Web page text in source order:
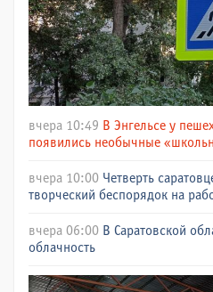
вчера 10:49 В Энгельсе у
появились необычные
вчера 10:00 Четверть
творческий беспорядок на
вчера 06:00 В Саратовской
облачность